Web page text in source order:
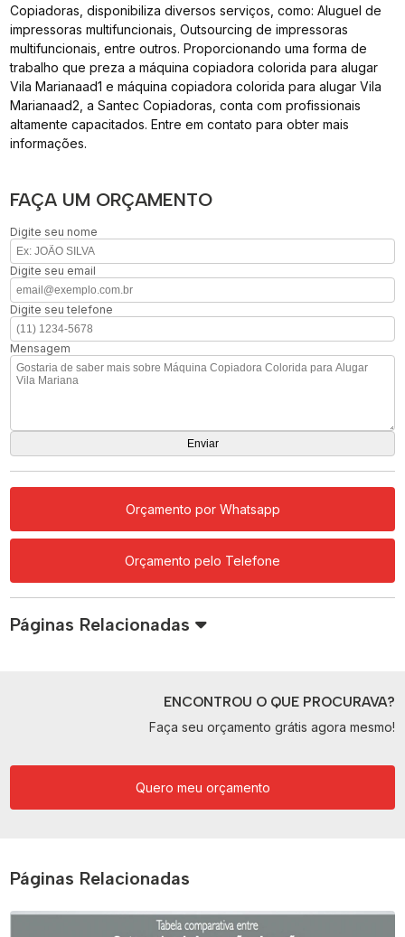
Copiadoras, disponibiliza diversos serviços, como: Aluguel de
impressoras multifuncionais, Outsourcing de impressoras
multifuncionais, entre outros. Proporcionando uma forma de
trabalho que preza a máquina copiadora colorida para alugar
Vila Marianaad1 e máquina copiadora colorida para alugar Vila
Marianaad2, a Santec Copiadoras, conta com profissionais
altamente capacitados. Entre em contato para obter mais
informações.
FAÇA UM ORÇAMENTO
Digite seu nome
Digite seu email
Digite seu telefone
Mensagem
Orçamento por Whatsapp
Orçamento pelo Telefone
Páginas Relacionadas
ENCONTROU O QUE PROCURAVA?
Faça seu orçamento grátis agora mesmo!
Quero meu orçamento
Páginas Relacionadas